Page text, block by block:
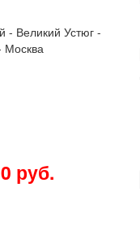
- Великий Устюг -
Москва
руб.